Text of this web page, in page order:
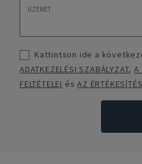
Kattintson ide a
ADATKEZELÉSI SZABÁLYZAT,A
FELTÉTELEI ésAZ